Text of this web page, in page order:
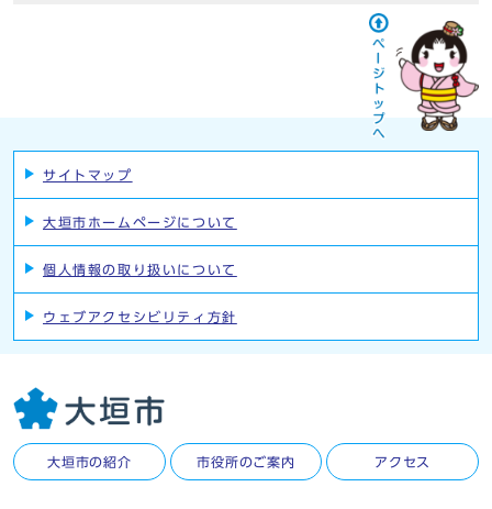
サイトマップ
大垣市ホームページについて
個人情報の取り扱いについて
ウェブアクセシビリティ方針
大垣市の紹介 市役所のご案内 アクセス